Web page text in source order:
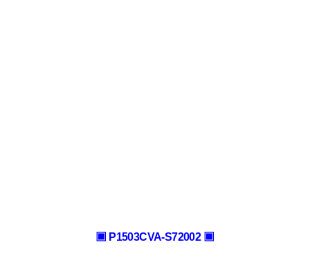
▣ P1503CVA-S72002 ▣